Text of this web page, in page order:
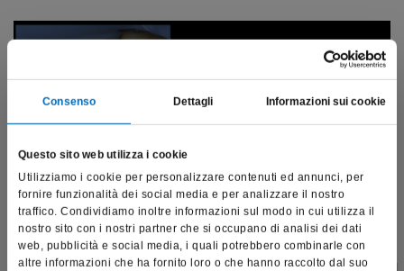
Consenso Dettagli Informazioni sui cookie
Questo sito web utilizza i cookie
Utilizziamo i cookie per personalizzare contenuti ed annunci, per
fornire funzionalità dei social media e per analizzare il nostro
traffico. Condividiamo inoltre informazioni sul modo in cui utilizza il
nostro sito con i nostri partner che si occupano di analisi dei dati
web, pubblicità e social media, i quali potrebbero combinarle con
altre informazioni che ha fornito loro o che hanno raccolto dal suo
Rifinitura del margine di finitura con l’inserto sonico Komet SF979
441417,012.